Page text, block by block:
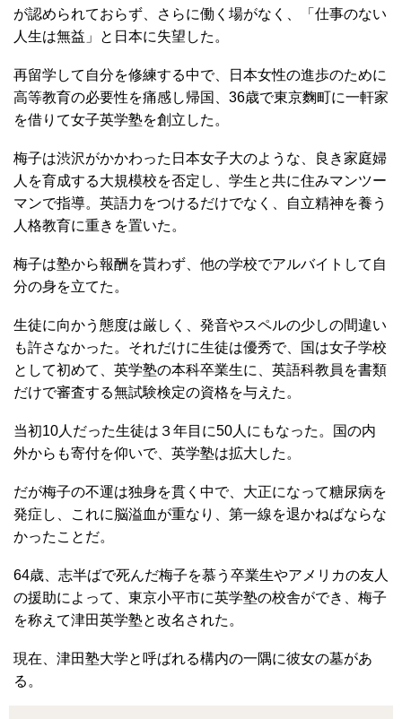
が認められておらず、さらに働く場がなく、「仕事のない
人生は無益」と日本に失望した。
再留学して自分を修練する中で、日本女性の進歩のために
高等教育の必要性を痛感し帰国、36歳で東京麴町に一軒家
を借りて女子英学塾を創立した。
梅子は渋沢がかかわった日本女子大のような、良き家庭婦
人を育成する大規模校を否定し、学生と共に住みマンツー
マンで指導。英語力をつけるだけでなく、自立精神を養う
人格教育に重きを置いた。
梅子は塾から報酬を貰わず、他の学校でアルバイトして自
分の身を立てた。
生徒に向かう態度は厳しく、発音やスペルの少しの間違い
も許さなかった。それだけに生徒は優秀で、国は女子学校
として初めて、英学塾の本科卒業生に、英語科教員を書類
だけで審査する無試験検定の資格を与えた。
当初10人だった生徒は３年目に50人にもなった。国の内
外からも寄付を仰いで、英学塾は拡大した。
だが梅子の不運は独身を貫く中で、大正になって糖尿病を
発症し、これに脳溢血が重なり、第一線を退かねばならな
かったことだ。
64歳、志半ばで死んだ梅子を慕う卒業生やアメリカの友人
の援助によって、東京小平市に英学塾の校舎ができ、梅子
を称えて津田英学塾と改名された。
現在、津田塾大学と呼ばれる構内の一隅に彼女の墓があ
る。